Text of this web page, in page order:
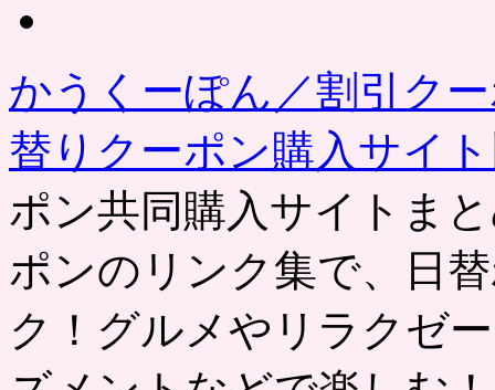
かうくーぽん／割引ク
替りクーポン購入サイ
ポン共同購入サイトま
ポンのリンク集で、日
ク！グルメやリラクゼ